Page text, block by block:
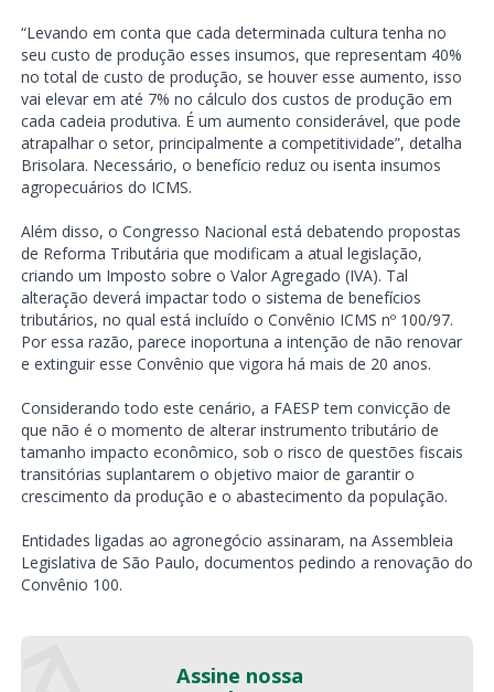
“Levando em conta que cada determinada cultura tenha no
seu custo de produção esses insumos, que representam 40%
no total de custo de produção, se houver esse aumento, isso
vai elevar em até 7% no cálculo dos custos de produção em
cada cadeia produtiva. É um aumento considerável, que pode
atrapalhar o setor, principalmente a competitividade”, detalha
Brisolara. Necessário, o benefício reduz ou isenta insumos
agropecuários do ICMS.
Além disso, o Congresso Nacional está debatendo propostas
de Reforma Tributária que modificam a atual legislação,
criando um Imposto sobre o Valor Agregado (IVA). Tal
alteração deverá impactar todo o sistema de benefícios
tributários, no qual está incluído o Convênio ICMS nº 100/97.
Por essa razão, parece inoportuna a intenção de não renovar
e extinguir esse Convênio que vigora há mais de 20 anos.
Considerando todo este cenário, a FAESP tem convicção de
que não é o momento de alterar instrumento tributário de
tamanho impacto econômico, sob o risco de questões fiscais
transitórias suplantarem o objetivo maior de garantir o
crescimento da produção e o abastecimento da população.
Entidades ligadas ao agronegócio assinaram, na Assembleia
Legislativa de São Paulo, documentos pedindo a renovação do
Convênio 100.
Assine nossa